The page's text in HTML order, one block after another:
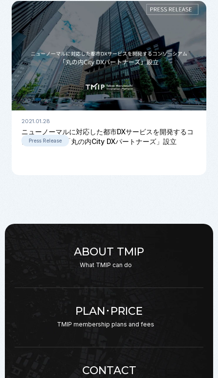
2021.01.28
ニューノーマルに対応した都市DXサービスを開発するコ
ンソーシアム 「丸の内City DXパートナーズ」設立
Press Release
ABOUT TMIP
What TMIP can do
PLAN･PRICE
TMIP membership plans and fees
CONTACT